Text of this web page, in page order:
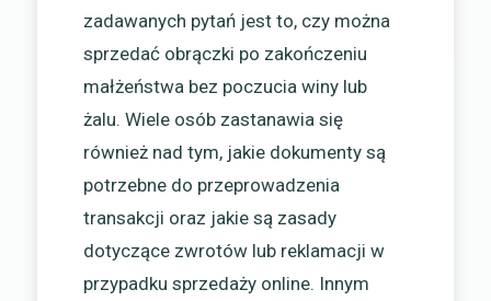
zadawanych pytań jest to, czy można
sprzedać obrączki po zakończeniu
małżeństwa bez poczucia winy lub
żalu. Wiele osób zastanawia się
również nad tym, jakie dokumenty są
potrzebne do przeprowadzenia
transakcji oraz jakie są zasady
dotyczące zwrotów lub reklamacji w
przypadku sprzedaży online. Innym